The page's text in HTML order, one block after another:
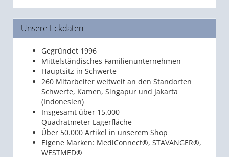
Unsere Eckdaten
Gegründet 1996
Mittelständisches Familienunternehmen
Hauptsitz in Schwerte
260 Mitarbeiter weltweit an den Standorten
Schwerte, Kamen, Singapur und Jakarta
(Indonesien)
Insgesamt über 15.000
Quadratmeter Lagerfläche
Über 50.000 Artikel in unserem Shop
Eigene Marken: MediConnect®, STAVANGER®,
WESTMED®